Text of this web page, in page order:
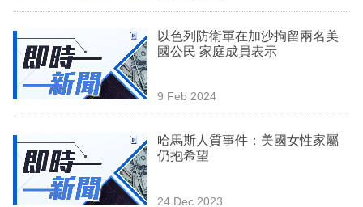
以色列防衛軍在加沙拘留兩名美
國公民 家庭成員表示
9 Feb 2024
哈馬斯人質事件：美國女性家屬
仍抱希望
24 Dec 2023